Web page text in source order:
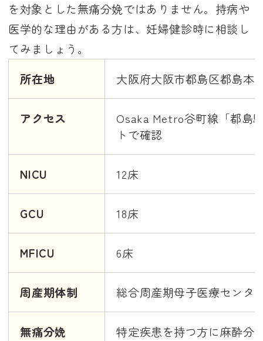
を対象とした無痛分娩ではありません。持病や
医学的な理由がある方は、妊婦健診時に相談し
てみましょう。
所在地
大阪府大阪市都島区都島本
アクセス
Osaka Metro谷町線「都島
トで確認
NICU 12床
GCU 18床
MFICU 6床
周産期体制 総合周産期母子医療センタ
無痛分娩 特定疾患を持つ方に麻酔分